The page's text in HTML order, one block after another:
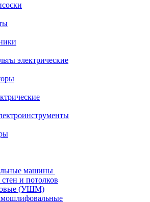
электрические
машины
и потолков
(УШМ)